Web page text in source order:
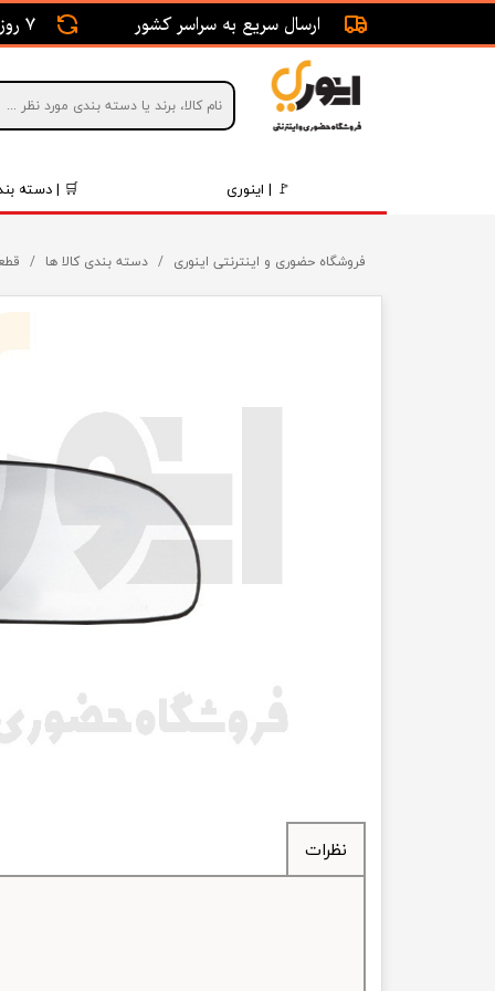
🚩 | اینوری 🛒 | دسته
موتور
برقی و
فرمان،
لوازم
کاسه
ارسال سریع به سراسر کشور 7 روز ضمانت بازگشت
فروشگاه حضوری و اینترنتی اینوری دسته بندی کالا ها
نظرات